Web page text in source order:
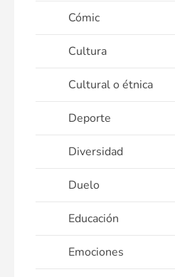
Cómic
Cultura
Cultural o étnica
Deporte
Diversidad
Duelo
Educación
Emociones